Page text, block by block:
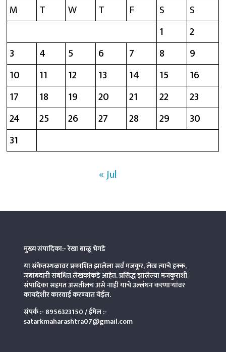
M
T W T F S
S
1
2
3
4 5 6 7 8
9
10
11 12 13 14 15
16
17
18 19 20 21 22
23
24
25 26 27 28 29
30
31
« Jul
मुख्य संपादिका:- रेखा बाळू भेगडे
या संकेतस्थळावर प्रकाशित झालेला सर्व मजकूर, लेख त्याचे हक्क,
जबाबदारी संबंधित लेखकांकडे आहेत. प्रसिद्ध झालेल्या मजकुराशी
संपादिकासहमत असतीलच असे नाही याचे उल्लंघन करणाऱ्यांवर
कायदेशीर कारवाई करण्यात येईल.
संपर्क :- 8956323150/ ईमेल :-
satarkmaharashtra07@gmail.com